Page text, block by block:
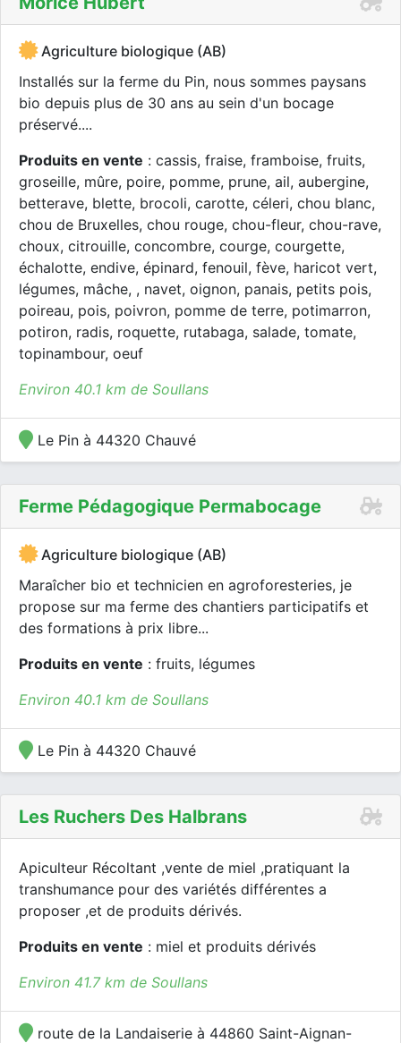
Agriculture biologique (AB)
Installés sur la ferme du Pin, nous sommes paysans
bio depuis plus de 30 ans au sein d'un bocage
préservé....
Produits en vente : cassis, fraise, framboise, fruits,
groseille, mûre, poire, pomme, prune, ail, aubergine,
betterave, blette, brocoli, carotte, céleri, chou blanc,
chou de Bruxelles, chou rouge, chou-fleur, chou-rave,
choux, citrouille, concombre, courge, courgette,
échalotte, endive, épinard, fenouil, fève, haricot vert,
légumes, mâche, , navet, oignon, panais, petits pois,
poireau, pois, poivron, pomme de terre, potimarron,
potiron, radis, roquette, rutabaga, salade, tomate,
topinambour, oeuf
Environ 40.1 km de Soullans
Le Pin à 44320 Chauvé
Ferme Pédagogique Permabocage
Agriculture biologique (AB)
Maraîcher bio et technicien en agroforesteries, je
propose sur ma ferme des chantiers participatifs et
des formations à prix libre...
Produits en vente : fruits, légumes
Environ 40.1 km de Soullans
Le Pin à 44320 Chauvé
Les Ruchers Des Halbrans
Apiculteur Récoltant ,vente de miel ,pratiquant la
transhumance pour des variétés différentes a
proposer ,et de produits dérivés.
Produits en vente : miel et produits dérivés
Environ 41.7 km de Soullans
route de la Landaiserie à 44860 Saint-Aignan-